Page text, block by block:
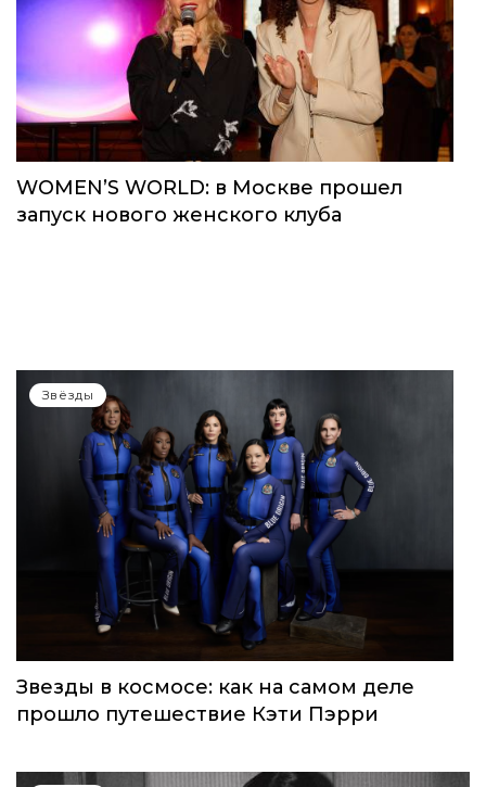
WOMEN’S WORLD: в Москве прошел
запуск нового женского клуба
Звёзды
Звезды в космосе: как на самом деле
прошло путешествие Кэти Пэрри